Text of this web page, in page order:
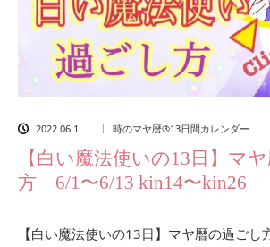
2022.06.1 時のマヤ暦®13日間カレンダー
【白い魔法使いの13日】マ
方 6/1〜6/13 kin14〜kin26
【白い魔法使いの13日】マヤ暦の過ご